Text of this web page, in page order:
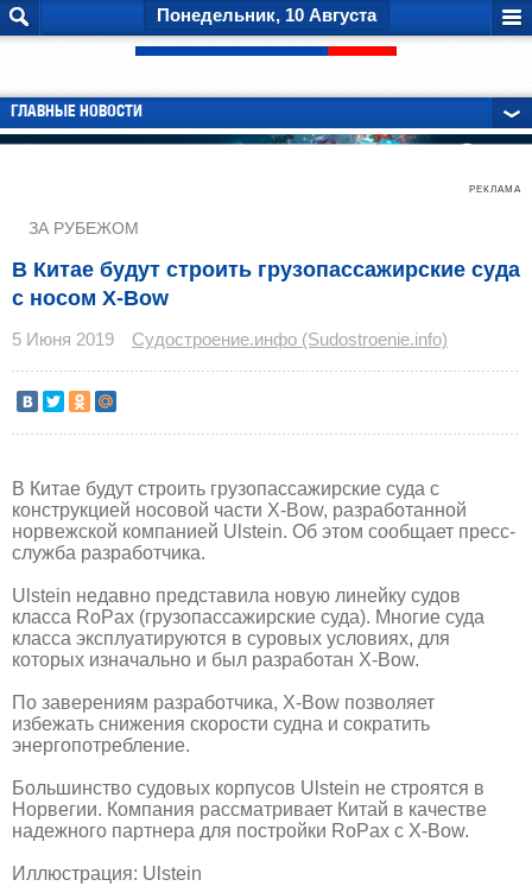
Понедельник, 10 Августа
ГЛАВНЫЕ НОВОСТИ
РЕКЛАМА
ЗА РУБЕЖОМ
В Китае будут строить грузопассажирские суда
с носом X-Bow
5 Июня 2019 Судостроение.инфо (Sudostroenie.info)
В Китае будут строить грузопассажирские суда с
конструкцией носовой части X-Bow, разработанной
норвежской компанией Ulstein. Об этом сообщает пресс-
служба разработчика.
Ulstein недавно представила новую линейку судов
класса RoPax (грузопассажирские суда). Многие суда
класса эксплуатируются в суровых условиях, для
которых изначально и был разработан X-Bow.
По заверениям разработчика, X-Bow позволяет
избежать снижения скорости судна и сократить
энергопотребление.
Большинство судовых корпусов Ulstein не строятся в
Норвегии. Компания рассматривает Китай в качестве
надежного партнера для постройки RoPax с X-Bow.
Иллюстрация: Ulstein